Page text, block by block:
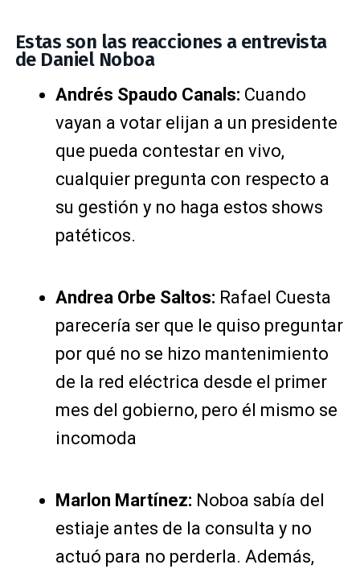
Estas son las reacciones a entrevista
de Daniel Noboa
Andrés Spaudo Canals: Cuando
vayan a votar elijan a un presidente
que pueda contestar en vivo,
cualquier pregunta con respecto a
su gestión y no haga estos shows
patéticos.
Andrea Orbe Saltos: Rafael Cuesta
parecería ser que le quiso preguntar
por qué no se hizo mantenimiento
de la red eléctrica desde el primer
mes del gobierno, pero él mismo se
incomoda
Marlon Martínez: Noboa sabía del
estiaje antes de la consulta y no
actuó para no perderla. Además,